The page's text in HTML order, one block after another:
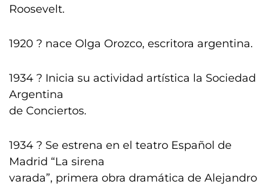
Roosevelt.
1920 ? nace Olga Orozco, escritora argentina.
1934 ? Inicia su actividad artística la Sociedad
Argentina
de Conciertos.
1934 ? Se estrena en el teatro Español de
Madrid “La sirena
varada”, primera obra dramática de Alejandro